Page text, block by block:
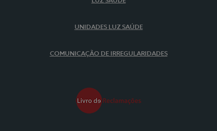
UNIDADES LUZ SAÚDE
COMUNICAÇÃO DE IRREGULARIDADES